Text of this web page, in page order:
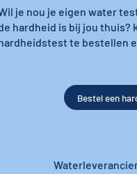
je nou je eigen water
hardheid is bij jou thuis?
te bestellen
Bestel een